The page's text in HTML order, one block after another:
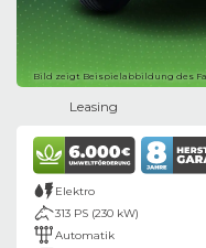
Bild zeigt Beispielabbildung des
Leasing
Elektro
313 PS (230 kW)
Automatik